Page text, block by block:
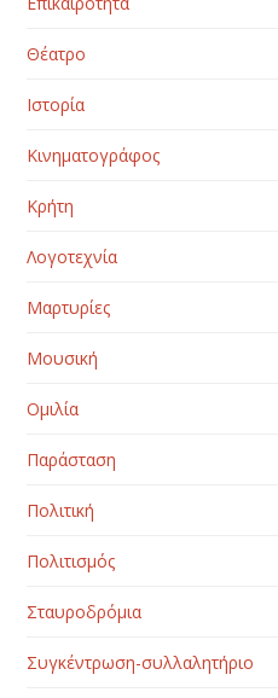
Θέατρο
Ιστορία
Κινηματογράφος
Κρήτη
Λογοτεχνία
Μαρτυρίες
Μουσική
Ομιλία
Παράσταση
Πολιτική
Πολιτισμός
Σταυροδρόμια
Συγκέντρωση-συλλαλητήριο